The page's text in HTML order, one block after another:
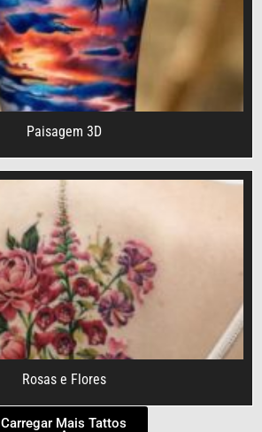
Paisagem 3D
Rosas e Flores
Carregar Mais Tattos